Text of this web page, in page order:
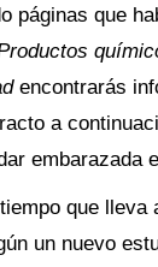
páginas que
encontrarás
a
embarazada
que lleva
un nuevo